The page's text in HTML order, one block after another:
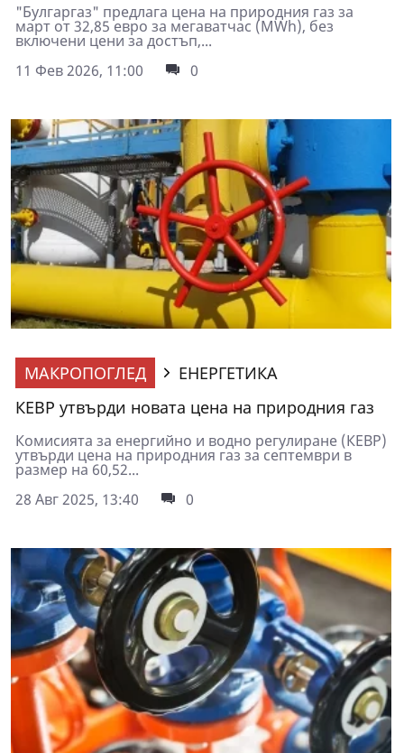
"Булгаргаз" предлага цена на природния газ за
март от 32,85 евро за мегаватчас (MWh), без
включени цени за достъп,...
11 Фев 2026, 11:00
0
МАКРОПОГЛЕД
ЕНЕРГЕТИКА
КЕВР утвърди новата цена на природния газ
Комисията за енергийно и водно регулиране (КЕВР)
утвърди цена на природния газ за септември в
размер на 60,52...
28 Авг 2025, 13:40
0